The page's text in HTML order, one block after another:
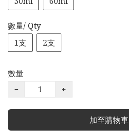
數量/ Qty
1支
2支
數量
−
+
加至購物車